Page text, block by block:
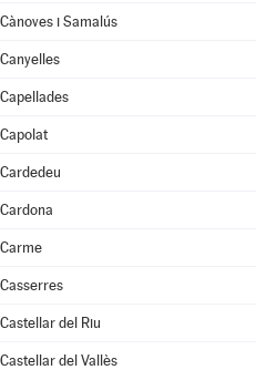
Cànoves i Samalús
Canyelles
Capellades
Capolat
Cardedeu
Cardona
Carme
Casserres
Castellar del Riu
Castellar del Vallès